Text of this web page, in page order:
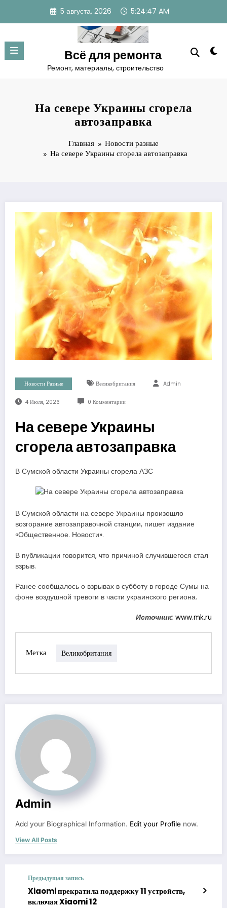
содержимому
5 августа, 2026 5:24:48 AM
Всё для ремонта
Ремонт, материалы, строительство
На севере Украины сгорела
автозаправка
Главная
Новости разные
На севере Украины сгорела автозаправка
Новости Разные Великобритания Admin
4 Июля, 2026 0 Комментарии
На севере Украины
сгорела автозаправка
В Сумской области Украины сгорела АЗС
В Сумской области на севере Украины произошло
возгорание автозаправочной станции, пишет издание
«Общественное. Новости».
В публикации говорится, что причиной случившегося стал
взрыв.
Ранее сообщалось о взрывах в субботу в городе Сумы на
фоне воздушной тревоги в части украинского региона.
Источник: www.mk.ru
Метка Великобритания
Admin
Add your Biographical Information. Edit your Profile now.
View All Posts
Предыдущая запись
Xiaomi прекратила поддержку 11 устройств,
включая Xiaomi 12